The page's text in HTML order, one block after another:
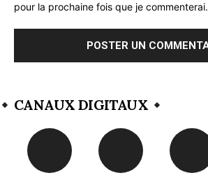
pour la prochaine fois que je commenterai.
CANAUX DIGITAUX